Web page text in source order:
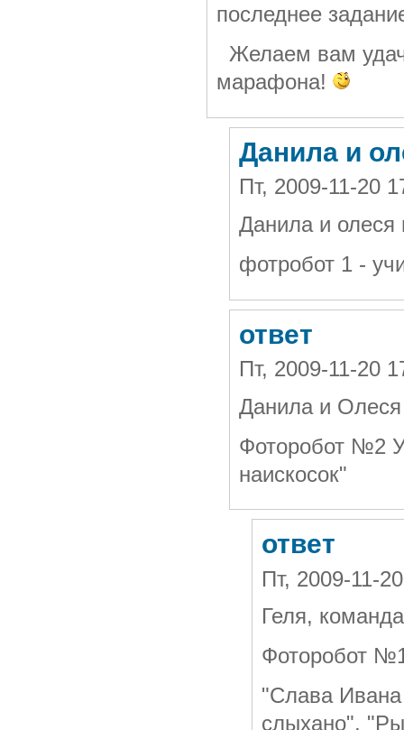
последнее
Желаем вам
марафона!
Данила и
Пт, 2009-11-20
Данила и олеся
фотробот 1 -
ответ
Пт, 2009-11-20
Данила и
Фоторобот №2
наискосок"
ответ
Пт, 2009-11-
Геля,
Фоторобот
"Слава Ивана
слыхано",